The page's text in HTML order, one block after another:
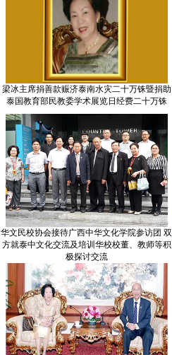
梁冰主席捐善款赈济泰南水灾二十万铢暨捐助
泰国教育部民教委学术展览日经费二十万铢
华文民校协会接待广西中华文化学院参访团 双
方就泰中文化交流及培训华校校董、教师等积
极探讨交流